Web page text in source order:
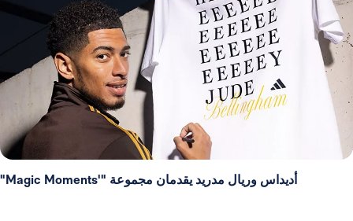
أديداس وريال مدريد يقدمان مجموعة "'Magic Moments"